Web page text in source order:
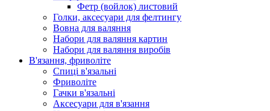
Фетр (войлок) листовий
Голки, аксесуари для фелтингу
Вовна для валяння
Набори для валяння картин
Набори для валяння виробів
В'язання, фриволіте
Спиці в'язальні
Фриволіте
Гачки в'язальні
Аксесуари для в'язання